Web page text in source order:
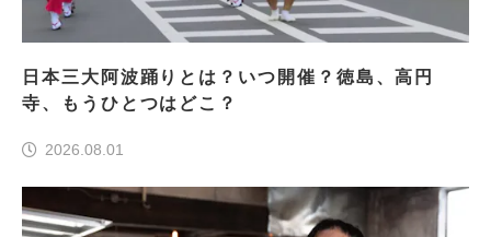
日本三大阿波踊りとは？いつ開催？徳島、高円
寺、もうひとつはどこ？
2026.08.01